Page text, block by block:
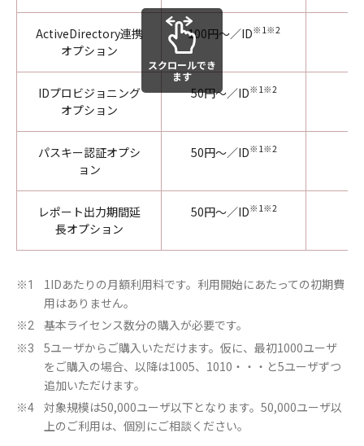
ActiveDirectory連携
オプション
100円～／ID※1※2
IDプロビジョニング
オプション
50円～／ID※1※2
パスキー認証オプシ
ョン
50円～／ID※1※2
レポート出力期間延
長オプション
50円～／ID※1※2
スクロールでき
ます
※1
1IDあたりの月額利用料です。利用開始にあたっての初期費
用はありません。
※2 基本ライセンス数分の購入が必要です。
※3
5ユーザからご購入いただけます。仮に、最初1000ユーザ
をご購入の場合、以降は1005、1010・・・と5ユーザずつ
追加いただけます。
※4
対象規模は50,000ユーザ以下となります。50,000ユーザ以
上のご利用は、個別にご相談ください。